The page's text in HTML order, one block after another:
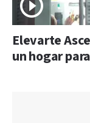
Elevarte
un hogar